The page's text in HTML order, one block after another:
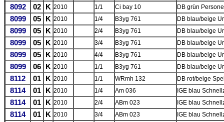
8092 02 K 2010 1/1 Ci bay 10 DB grün
8099 05 K 2010 1/4 B3yg 761 DB blau/beige
8099 05 K 2010 2/4 B3yg 761 DB blau/beige
8099 05 K 2010 3/4 B3yg 761 DB blau/beige
8099 05 K 2010 4/4 B3yg 761 DB blau/beige
8099 06 K 2010 1/1 B3yg 761 DB blau/beige
8112 01 K 2010 1/1 WRmh 132 DB rot/beige
8114 01 K 2010 1/4 Am 036 IGE blau
8114 01 K 2010 2/4 ABm 023 IGE blau
8114 01 K 2010 3/4 ABm 023 IGE blau